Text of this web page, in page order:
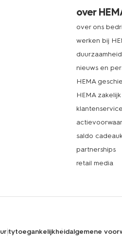
over
over ons
werken bij
duurzaamheid
nieuws en
HEMA
HEMA zakelijk
klantenservice
saldo
partnerships
retail media
toegankelijkheidalgemene